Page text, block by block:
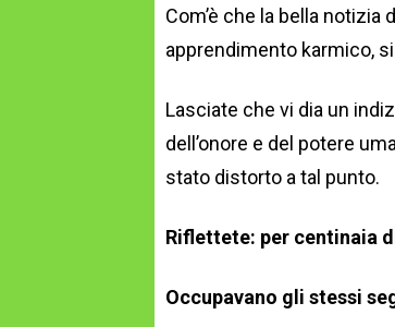
Com’è che la bella
apprendimento karmico,
Lasciate che vi dia un
dell’onore e del potere
stato distorto a tal punto.
Riflettete: per centinaia
Occupavano gli stessi